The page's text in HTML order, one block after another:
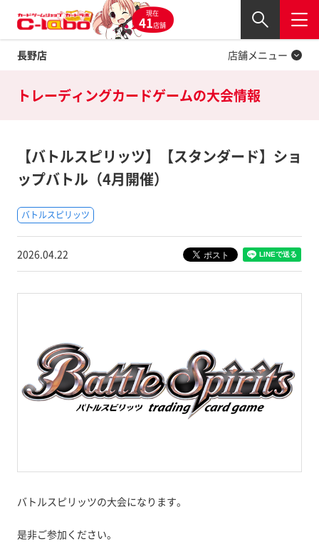
現在
41店舗
長野店
閉じる
店舗メニュー
Twitter
トレーディングカードゲームの大会情報
【バトルスピリッツ】【スタンダード】ショ
ップバトル（4月開催）
バトルスピリッツ
2026.04.22
バトルスピリッツの大会になります。
是非ご参加ください。